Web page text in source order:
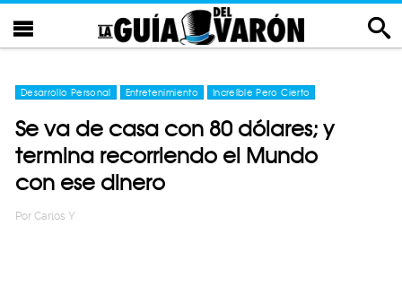
Desarrollo Personal Entretenimiento Increíble Pero Cierto
Se va de casa con 80 dólares; y
termina recorriendo el Mundo
con ese dinero
Por Carlos Y